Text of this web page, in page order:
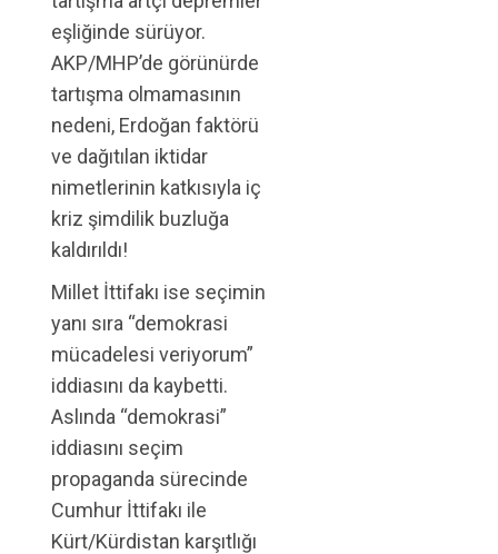
eşliğinde sürüyor.
AKP/MHP’de görünürde
tartışma olmamasının
nedeni, Erdoğan faktörü
ve dağıtılan iktidar
nimetlerinin katkısıyla iç
kriz şimdilik buzluğa
kaldırıldı!
Millet İttifakı ise seçimin
yanı sıra “demokrasi
mücadelesi veriyorum”
iddiasını da kaybetti.
Aslında “demokrasi”
iddiasını seçim
propaganda sürecinde
Cumhur İttifakı ile
Kürt/Kürdistan karşıtlığı